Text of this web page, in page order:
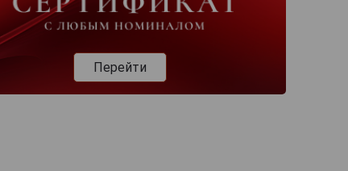
Перейти